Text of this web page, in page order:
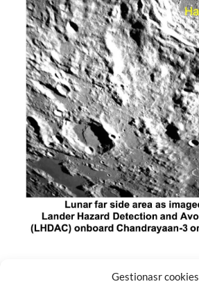
Gestionasr cookies